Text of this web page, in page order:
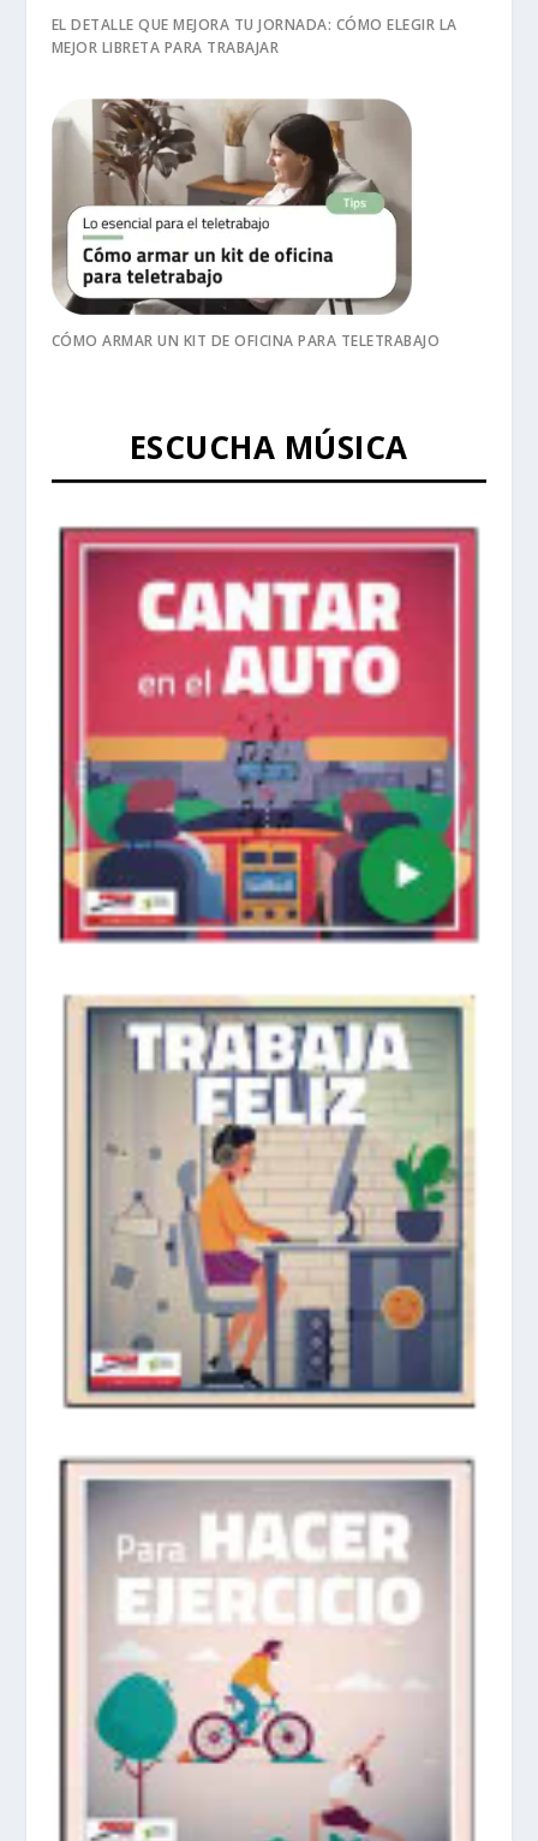
EL DETALLE QUE MEJORA TU JORNADA: CÓMO ELEGIR LA
MEJOR LIBRETA PARA TRABAJAR
CÓMO ARMAR UN KIT DE OFICINA PARA TELETRABAJO
ESCUCHA MÚSICA